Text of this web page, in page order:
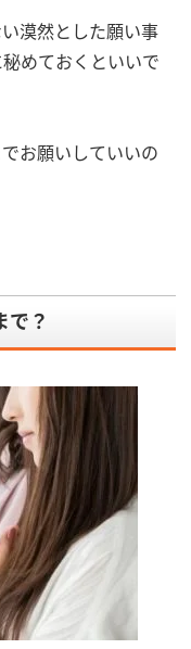
漠然とした願い事
めておくといいで
お願いしていいの
で？